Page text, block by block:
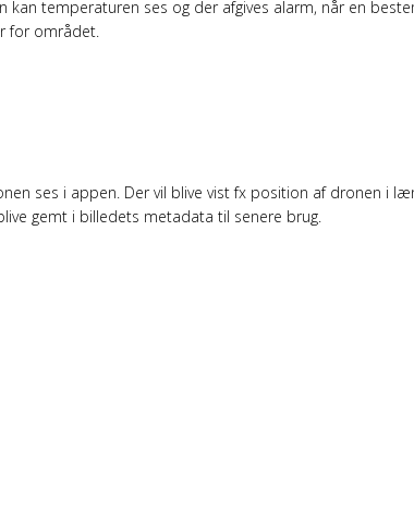
kan temperaturen ses og der afgives alarm, når en
for området.
ses i appen. Der vil blive vist fx position af dronen i
gemt i billedets metadata til senere brug.